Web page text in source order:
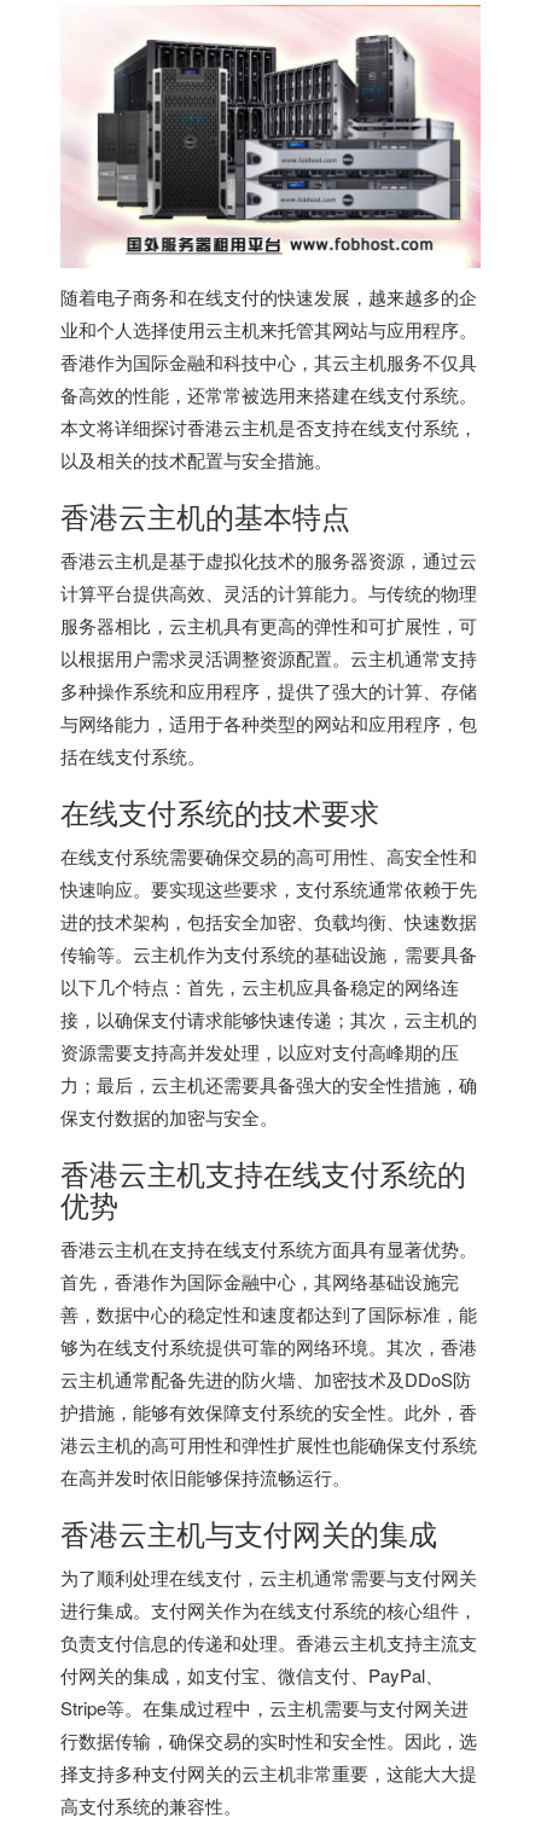
随着电子商务和在线支付的快速发展，越来越多的企
业和个人选择使用云主机来托管其网站与应用程序。
香港作为国际金融和科技中心，其云主机服务不仅具
备高效的性能，还常常被选用来搭建在线支付系统。
本文将详细探讨香港云主机是否支持在线支付系统，
以及相关的技术配置与安全措施。
香港云主机的基本特点
香港云主机是基于虚拟化技术的服务器资源，通过云
计算平台提供高效、灵活的计算能力。与传统的物理
服务器相比，云主机具有更高的弹性和可扩展性，可
以根据用户需求灵活调整资源配置。云主机通常支持
多种操作系统和应用程序，提供了强大的计算、存储
与网络能力，适用于各种类型的网站和应用程序，包
括在线支付系统。
在线支付系统的技术要求
在线支付系统需要确保交易的高可用性、高安全性和
快速响应。要实现这些要求，支付系统通常依赖于先
进的技术架构，包括安全加密、负载均衡、快速数据
传输等。云主机作为支付系统的基础设施，需要具备
以下几个特点：首先，云主机应具备稳定的网络连
接，以确保支付请求能够快速传递；其次，云主机的
资源需要支持高并发处理，以应对支付高峰期的压
力；最后，云主机还需要具备强大的安全性措施，确
保支付数据的加密与安全。
香港云主机支持在线支付系统的
优势
香港云主机在支持在线支付系统方面具有显著优势。
首先，香港作为国际金融中心，其网络基础设施完
善，数据中心的稳定性和速度都达到了国际标准，能
够为在线支付系统提供可靠的网络环境。其次，香港
云主机通常配备先进的防火墙、加密技术及DDoS防
护措施，能够有效保障支付系统的安全性。此外， 香
港云主机的高可用性和弹性扩展性也能确保支付系统
在高并发时依旧能够保持流畅运行。
香港云主机与支付网关的集成
为了顺利处理在线支付，云主机通常需要与支付网关
进行集成。支付网关作为在线支付系统的核心组件，
负责支付信息的传递和处理。香港云主机支持主流支
付网关的集成，如支付宝、微信支付、PayPal、
Stripe等。在集成过程中，云主机需要与支付网关进
行数据传输，确保交易的实时性和安全性。因此，选
择支持多种支付网关的云主机非常重要，这能大大提
高支付系统的兼容性。